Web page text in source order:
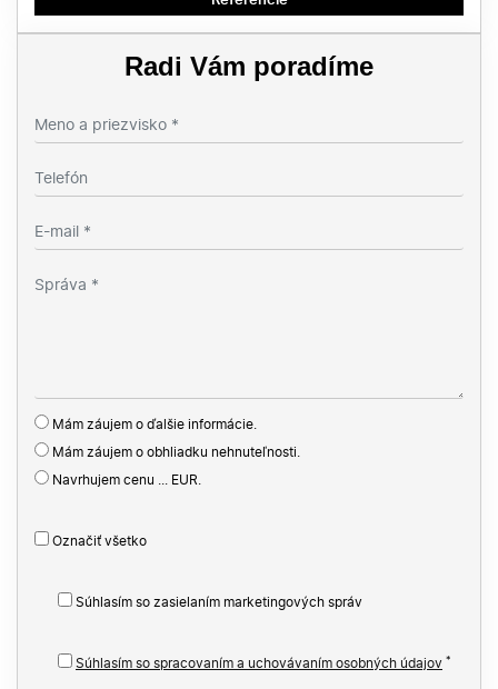
Radi Vám poradíme
Mám záujem o ďalšie informácie.
Mám záujem o obhliadku nehnuteľnosti.
Navrhujem cenu ... EUR.
Označiť všetko
Súhlasím so zasielaním marketingových správ
Súhlasím so spracovaním a uchovávaním osobných údajov *